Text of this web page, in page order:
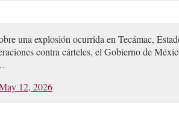
una explosión ocurrida en Tecámac,
contra cárteles, el Gobierno de
12, 2026